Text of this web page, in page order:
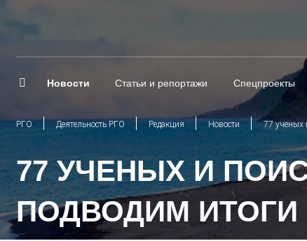
Новости Статьи и репортажи Спецпроекты
РГО Деятельность РГО Редакция Новости 77 ученых
77 УЧЕНЫХ И
ПОДВОДИМ ИТОГИ